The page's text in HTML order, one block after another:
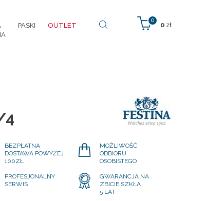
0
0 zł
PASKI OUTLET
4
BEZPŁATNA
DOSTAWA POWYŻEJ
100ZŁ
MOŻLIWOŚĆ
ODBIORU
OSOBISTEGO
PROFESJONALNY
SERWIS
GWARANCJA NA
ZBICIE SZKŁA
5 LAT